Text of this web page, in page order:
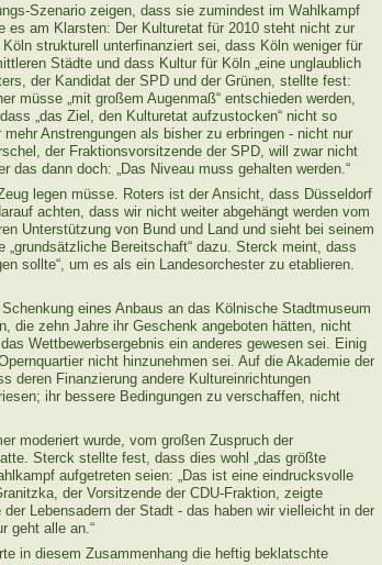
Szenario zeigen, dass sie zumindest im Wahlkampf
es am Klarsten: Der Kulturetat für 2010 steht nicht zur
strukturell unterfinanziert sei, dass Köln weniger für
Städte und dass Kultur für Köln „eine unglaublich
der Kandidat der SPD und der Grünen, stellte fest:
müsse „mit großem Augenmaß“ entschieden werden,
„das Ziel, den Kulturetat aufzustocken“ nicht so
Anstrengungen als bisher zu erbringen - nicht nur
der Fraktionsvorsitzende der SPD, will zwar nicht
dann doch: „Das Niveau muss gehalten werden.“
legen müsse. Roters ist der Ansicht, dass Düsseldorf
achten, dass wir nicht weiter abgehängt werden vom
Unterstützung von Bund und Land und sieht bei seinem
Bereitschaft“ dazu. Sterck meint, dass
sollte“, um es als ein Landesorchester zu etablieren.
eines Anbaus an das Kölnische Stadtmuseum
die zehn Jahre ihr Geschenk angeboten hätten, nicht
Wettbewerbsergebnis ein anderes gewesen sei. Einig
nicht hinzunehmen sei. Auf die Akademie der
deren Finanzierung andere Kultureinrichtungen
ihr bessere Bedingungen zu verschaffen, nicht
moderiert wurde, vom großen Zuspruch der
Sterck stellte fest, dass dies wohl „das größte
aufgetreten seien: „Das ist eine eindrucksvolle
der Vorsitzende der CDU-Fraktion, zeigte
Lebensadern der Stadt - das haben wir vielleicht in der
geht alle an.“
in diesem Zusammenhang die heftig beklatschte